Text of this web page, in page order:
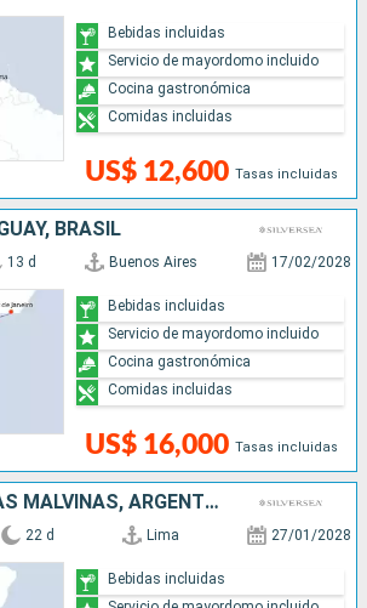
US$ 12,600 Tasas incluidas
Bebidas incluidas
Servicio de mayordomo incluido
Cocina gastronómica
Comidas incluidas
BRASIL
13 d Buenos Aires 17/02/2028
US$ 16,000 Tasas incluidas
Bebidas incluidas
Servicio de mayordomo incluido
Cocina gastronómica
Comidas incluidas
PERÚ, CHILE, ISLAS MALVINAS, ARGENTINA
22 d Lima 27/01/2028
Bebidas incluidas